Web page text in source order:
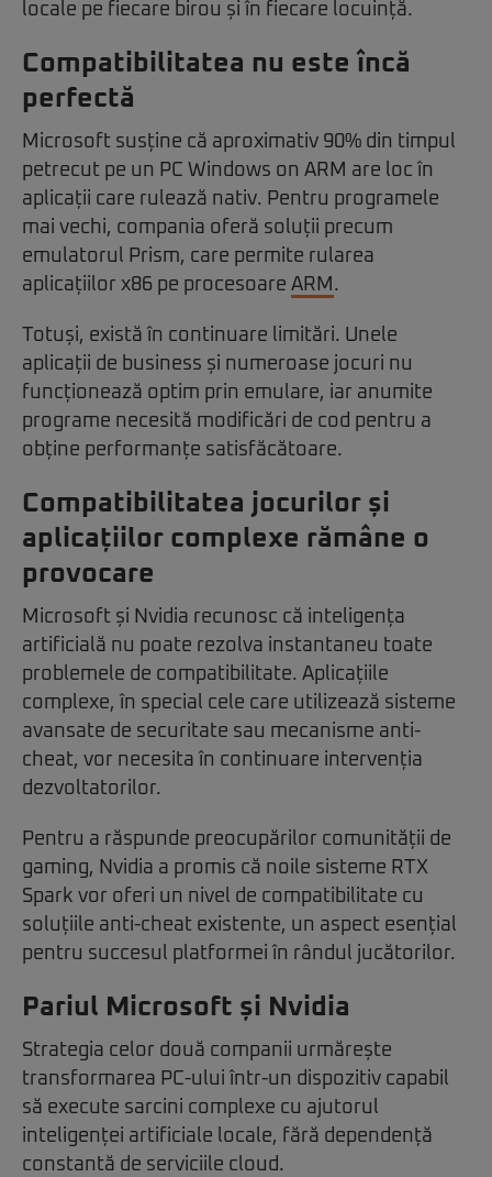
locale pe fiecare birou și în fiecare locuință.
Compatibilitatea nu este încă
perfectă
Microsoft susține că aproximativ 90% din timpul
petrecut pe un PC Windows on ARM are loc în
aplicații care rulează nativ. Pentru programele
mai vechi, compania oferă soluții precum
emulatorul Prism, care permite rularea
aplicațiilor x86 pe procesoare ARM .
Totuși, există în continuare limitări. Unele
aplicații de business și numeroase jocuri nu
funcționează optim prin emulare, iar anumite
programe necesită modificări de cod pentru a
obține performanțe satisfăcătoare.
Compatibilitatea jocurilor și
aplicațiilor complexe rămâne o
provocare
Microsoft și Nvidia recunosc că inteligența
artificială nu poate rezolva instantaneu toate
problemele de compatibilitate. Aplicațiile
complexe, în special cele care utilizează sisteme
avansate de securitate sau mecanisme anti-
cheat, vor necesita în continuare intervenția
dezvoltatorilor.
Pentru a răspunde preocupărilor comunității de
gaming, Nvidia a promis că noile sisteme RTX
Spark vor oferi un nivel de compatibilitate cu
soluțiile anti-cheat existente, un aspect esențial
pentru succesul platformei în rândul jucătorilor.
Pariul Microsoft și Nvidia
Strategia celor două companii urmărește
transformarea PC-ului într-un dispozitiv capabil
să execute sarcini complexe cu ajutorul
inteligenței artificiale locale, fără dependență
constantă de serviciile cloud.